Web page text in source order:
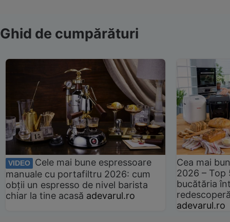
Ghid de cumpărături
VIDEO
Cele mai bune espressoare
manuale cu portafiltru 2026: cum
obții un espresso de nivel barista
chiar la tine acasă adevarul.ro
Cea mai
2026 –
bucătăria
adevarul.ro